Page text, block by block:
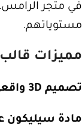
في متجر
مستوياتهم.
مميزات
تصميم 3D واقعي وتفاصيل دقيقة:
مادة سيليكون